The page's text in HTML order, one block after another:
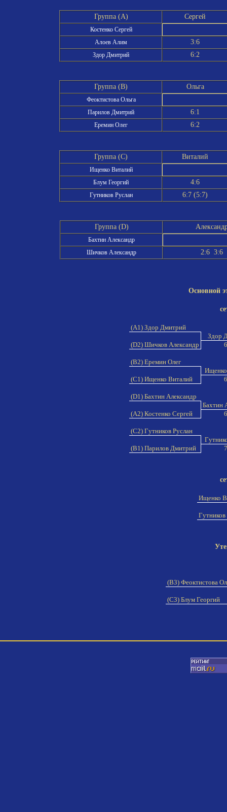
Группа (A) Сергей
Костенко Сергей
Алоев Алим
3:6
Здор Дмитрий 6:2
Группа (B) Ольга
Феоктистова Ольга
Парилов Дмитрий
6:1
Еремин Олег 6:2
Группа (C) Виталий
Ищенко Виталий
Блум Георгий
4:6
Гутников Руслан 6:7 (5:7)
Группа (D)
Бахтин Александр
Шичков Александр
2:6 3:6
Основной
(A1) Здор Дмитрий
Здор
(D2) Шичков Александр
(B2) Еремин Олег
(C1) Ищенко Виталий
(D1) Бахтин Александр
Бахтин
(A2) Костенко Сергей
(C2) Гутников Руслан
(B1) Парилов Дмитрий
Ищенко
(B3) Феоктистова
(C3) Блум Георгий